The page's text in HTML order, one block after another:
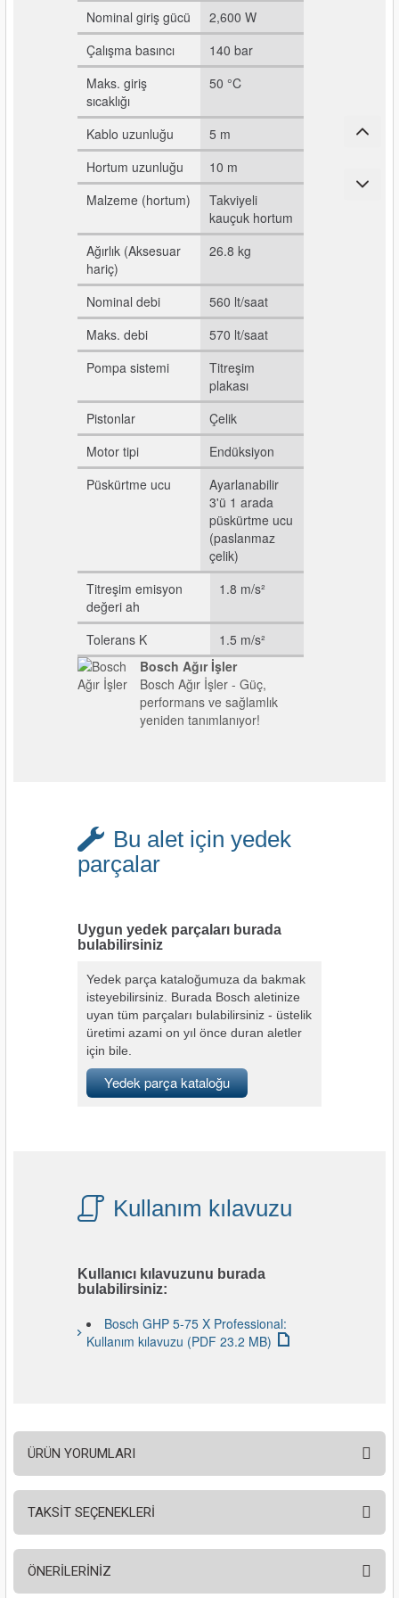
Nominal giriş gücü
2,600 W
Çalışma basıncı
140 bar
Maks. giriş
sıcaklığı
50 °C
Kablo uzunluğu
5 m
Hortum uzunluğu
10 m
Malzeme (hortum)
Takviyeli
kauçuk hortum
Ağırlık (Aksesuar
hariç)
26.8 kg
Nominal debi
560 lt/saat
Maks. debi
570 lt/saat
Pompa sistemi
Titreşim
plakası
Pistonlar
Çelik
Motor tipi
Endüksiyon
Püskürtme ucu
Ayarlanabilir
3'ü 1 arada
püskürtme ucu
(paslanmaz
çelik)
Titreşim emisyon
değeri ah
1.8 m/s²
Tolerans K
1.5 m/s²
Bosch Ağır İşler
Bosch Ağır İşler - Güç,
performans ve sağlamlık
yeniden tanımlanıyor!
Bu alet için yedek
parçalar
Uygun yedek parçaları burada
bulabilirsiniz
Yedek parça kataloğumuza da bakmak
isteyebilirsiniz. Burada Bosch aletinize
uyan tüm parçaları bulabilirsiniz - üstelik
üretimi azami on yıl önce duran aletler
için bile.
Yedek parça kataloğu
Kullanım kılavuzu
Kullanıcı kılavuzunu burada
bulabilirsiniz:
Bosch GHP 5-75 X Professional:
Kullanım kılavuzu (PDF 23.2 MB)
ÜRÜN YORUMLARI
TAKSİT SEÇENEKLERİ
ÖNERİLERİNİZ